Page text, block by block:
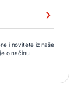
i novitete iz naše
o načinu